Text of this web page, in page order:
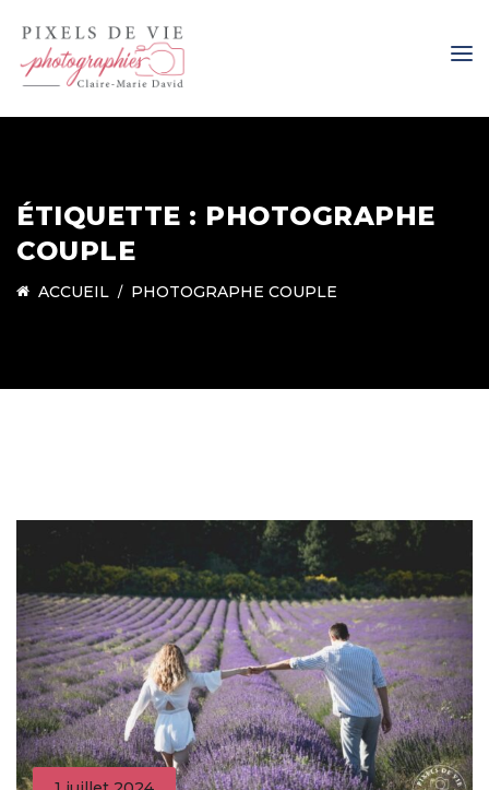
ÉTIQUETTE : PHOTOGRAPHE
COUPLE
ACCUEIL PHOTOGRAPHE COUPLE